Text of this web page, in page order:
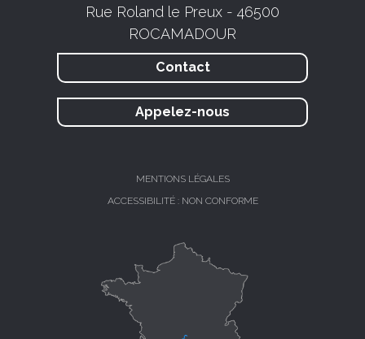
Rue Roland le Preux - 46500
ROCAMADOUR
Contact
Appelez-nous
MENTIONS LÉGALES
ACCESSIBILITÉ : NON CONFORME